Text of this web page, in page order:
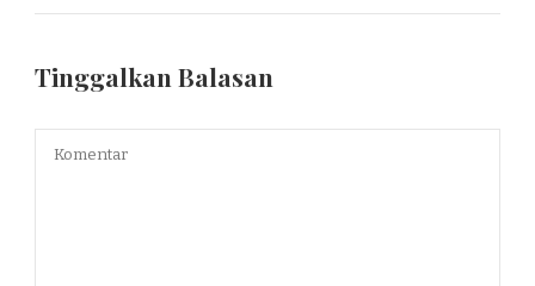
Tinggalkan Balasan